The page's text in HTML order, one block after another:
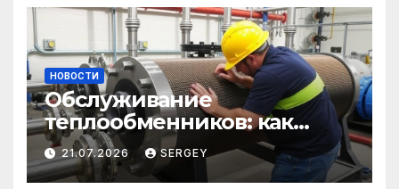
НОВОСТИ
Обслуживание
теплообменников: как
сохранить эффективность
и избежать простоев
21.07.2026 SERGEY